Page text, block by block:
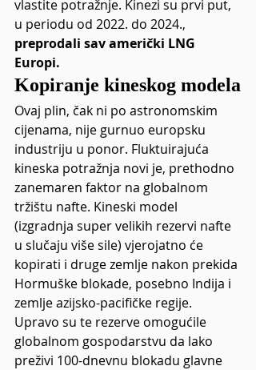
vlastite potražnje. Kinezi su prvi put,
u periodu od 2022. do 2024.,
preprodali sav američki LNG
Europi.
Kopiranje kineskog modela
Ovaj plin, čak ni po astronomskim
cijenama, nije gurnuo europsku
industriju u ponor. Fluktuirajuća
kineska potražnja novi je, prethodno
zanemaren faktor na globalnom
tržištu nafte. Kineski model
(izgradnja super velikih rezervi nafte
u slučaju više sile) vjerojatno će
kopirati i druge zemlje nakon prekida
Hormuške blokade, posebno Indija i
zemlje azijsko-pacifičke regije.
Upravo su te rezerve omogućile
globalnom gospodarstvu da lako
preživi 100-dnevnu blokadu glavne